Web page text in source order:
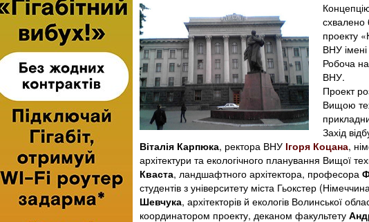
схвалено
проекту
ВНУ імені
Робоча
ВНУ.
Проект
Вищою
Захід
Віталія Карпюка, ректора ВНУ Ігоря Коцана,
архітектури та екологічного планування Вищої
Кваста, ландшафтного архітектора, професора
студентів з університету міста Гьокстер
Шевчука, архітекторів й екологів Волинської
координатором проекту, деканом факультету